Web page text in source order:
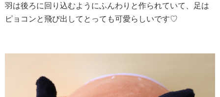
羽は後ろに回り込むようにふんわりと作られていて、足は
ピョコンと飛び出してとっても可愛らしいです♡